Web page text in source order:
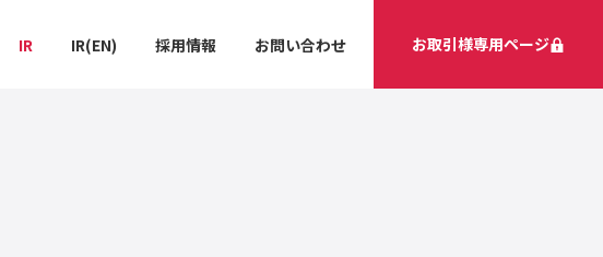
IR IR(EN) 採用情報 お問い合わせ お取引様専用ページ